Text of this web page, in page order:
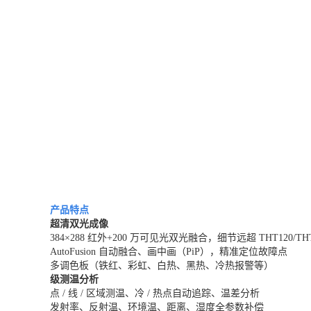
产品特点
超清双光成像
384×288 红外+200 万可见光双光融合，细节远超 THT120/
AutoFusion 自动融合、画中画（PiP），精准定位故障点
多调色板（铁红、彩虹、白热、黑热、冷热报警等）
级测温分析
点 / 线 / 区域测温、冷 / 热点自动追踪、温差分析
发射率、反射温、环境温、距离、湿度全参数补偿